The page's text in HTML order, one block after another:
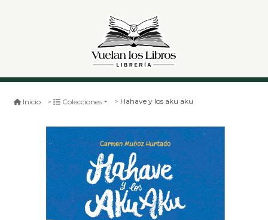
Inicio Colecciones Hahave y los aku aku